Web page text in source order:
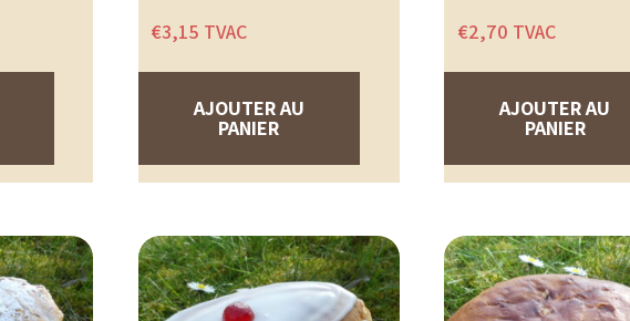
€3,15 TVAC
AJOUTER AU
PANIER
€2,70 TVAC
AJOUTER AU
PANIER